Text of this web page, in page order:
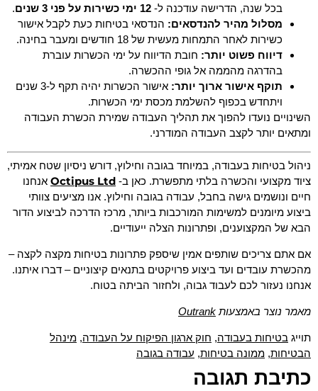
בכל שנה, הדרישה עודכנה ל- 12 ימי כשירות על פני 3 שנים
.
מסלול מהיר להנדסאים: הנדסאי בטיחות כעת לקבל אישור
כשירות לאחר התמחות מעשית של 18 חודשים ומעבר בחינה.
דיווח פשוט יותר: חובת הדיווח על ימי הכשרות עוברת
בהדרגה מהממה אל גופי ההכשרה.
תוקף אישור ארוך יותר:
אישור הכשרות יהיה תקף ל-3 שנים
ויתחדש בכפוף להשלמת מכסת ימי הכשרות.
השינויים נועדו להפוך את תהליך העבודה שמירת הכשרת העבודה
ומתאים יותר לקצב העבודה המודרני.
ניהול בטיחות בעבודה, במיוחד בגובה וחילוץ, דורש ניסיון שטח אמיתי,
ציוד מקצועי והכשרה בלתי מתפשרת. כאן ב- Octipus Ltd אנחנו
חיים ונושמים גישה בחבל, עבודה בגובה וחילוץ. אנו מציעים צוותי
ביצוע מיומנים למשימות המורכבות ביותר, מרכז הדרכה לביצוע הדור
הבא של המקצוענים, ופתרונות הצלה ייעודיים.
אם אתם צריכים שותפים אמין שיספק פתרונות בטיחות מקצה לקצה –
מהכשרת עובדים ועד ביצוע פרויקטים בתנאים קיצוניים – דברו איתנו.
אנחנו נעזור לכם לעבוד גבוה, ולחזור הביתה בטוח.
מאמר נוצר באמצעות Outrank
תוייג בטיחות בעבודה, חוק ארגון הפיקוח על העבודה, מינהל
הבטיחות, ממונה בטיחות, עבודה בגובה
כתיבת תגובה